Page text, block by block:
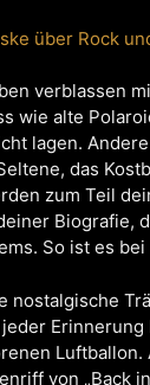
über Rock
verblassen
wie alte
lagen.
das
zum Teil
Biografie,
So ist es bei
nostalgische
Luftballon.
von „Back